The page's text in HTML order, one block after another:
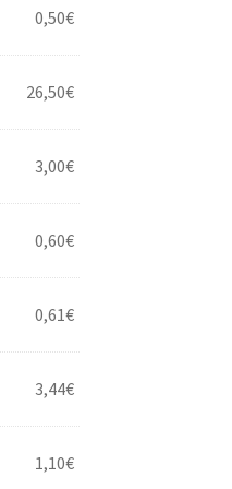
0,50€
26,50€
3,00€
0,60€
0,61€
3,44€
1,10€